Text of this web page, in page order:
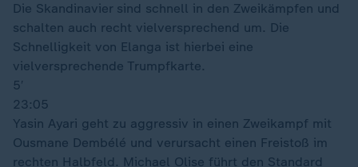
Die Skandinavier sind schnell in den Zweikämpfen und
schalten auch recht vielversprechend um. Die
Schnelligkeit von Elanga ist hierbei eine
vielversprechende Trumpfkarte.
5′
23:05
Yasin Ayari geht zu aggressiv in einen Zweikampf mit
Ousmane Dembélé und verursacht einen Freistoß im
rechten Halbfeld. Michael Olise führt den Standard